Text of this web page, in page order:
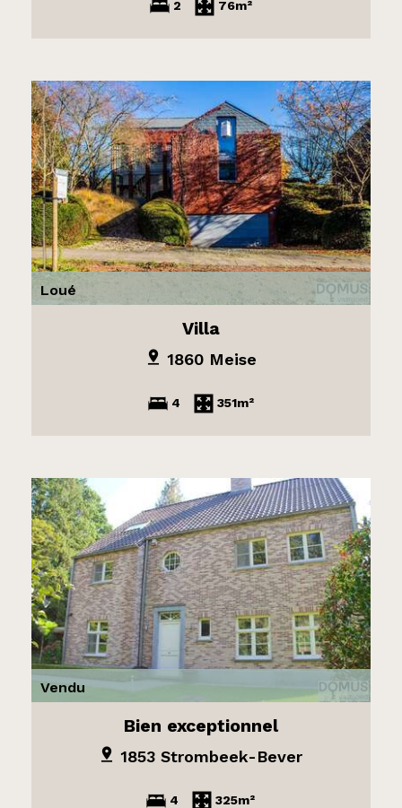
2 76m²
Loué
Villa
1860 Meise
4 351m²
Vendu
Bien exceptionnel
1853 Strombeek-Bever
4 325m²